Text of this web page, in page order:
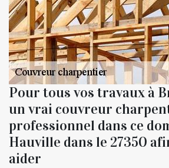
Pour tous vos travaux à
un vrai couvreur
professionnel dans ce
Hauville dans le 27350
aider